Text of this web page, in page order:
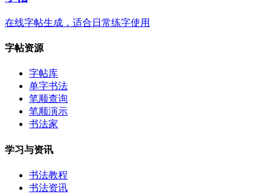
在线字帖生成，适合日常练字使用
字帖资源
字帖库
单字书法
笔顺查询
笔顺演示
书法家
学习与资讯
书法教程
书法资讯